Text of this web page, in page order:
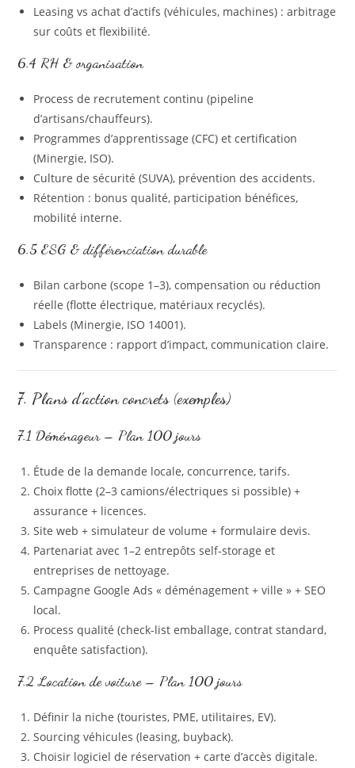
Leasing vs achat d’actifs (véhicules, machines) : arbitrage
sur coûts et flexibilité.
6.4 RH & organisation
Process de recrutement continu (pipeline
d’artisans/chauffeurs).
Programmes d’apprentissage (CFC) et certification
(Minergie, ISO).
Culture de sécurité (SUVA), prévention des accidents.
Rétention : bonus qualité, participation bénéfices,
mobilité interne.
6.5 ESG & différenciation durable
Bilan carbone (scope 1–3), compensation ou réduction
réelle (flotte électrique, matériaux recyclés).
Labels (Minergie, ISO 14001).
Transparence : rapport d’impact, communication claire.
7. Plans d’action concrets (exemples)
7.1 Déménageur – Plan 100 jours
Étude de la demande locale, concurrence, tarifs.
Choix flotte (2–3 camions/électriques si possible) +
assurance + licences.
Site web + simulateur de volume + formulaire devis.
Partenariat avec 1–2 entrepôts self‑storage et
entreprises de nettoyage.
Campagne Google Ads « déménagement + ville » + SEO
local.
Process qualité (check-list emballage, contrat standard,
enquête satisfaction).
7.2 Location de voiture – Plan 100 jours
Définir la niche (touristes, PME, utilitaires, EV).
Sourcing véhicules (leasing, buyback).
Choisir logiciel de réservation + carte d’accès digitale.